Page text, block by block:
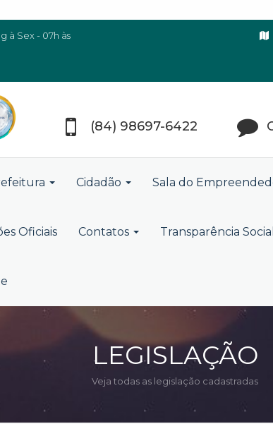
à Sex - 07h às
(84) 98697-6422
Cidadão Sala do
Oficiais Contatos Transparência Social
LEGISLAÇÃO
Veja todas as legislação cadastradas